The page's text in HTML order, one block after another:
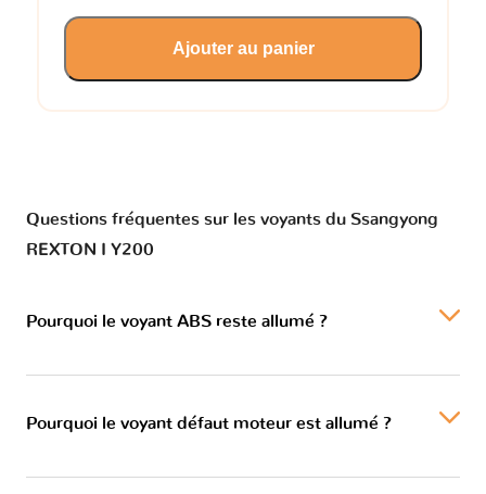
Ajouter au panier
Questions fréquentes sur les voyants du Ssangyong
REXTON I Y200
Pourquoi le voyant ABS reste allumé ?
Pourquoi le voyant défaut moteur est allumé ?